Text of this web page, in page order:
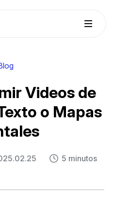
Videos de
o Mapas
5 minutos